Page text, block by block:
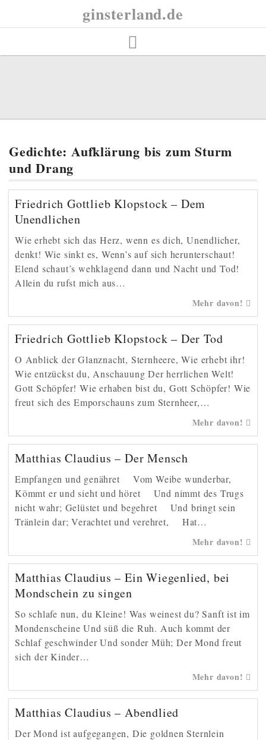
ginsterland.de
Gedichte: Aufklärung bis zum Sturm
und Drang
Friedrich Gottlieb Klopstock – Dem
Unendlichen
Wie erhebt sich das Herz, wenn es dich, Unendlicher,
denkt! Wie sinkt es, Wenn’s auf sich herunterschaut!
Elend schaut’s wehklagend dann und Nacht und Tod!
Allein du rufst mich aus…
Mehr davon!
Friedrich Gottlieb Klopstock – Der Tod
O Anblick der Glanznacht, Sternheere, Wie erhebt ihr!
Wie entzückst du, Anschauung Der herrlichen Welt!
Gott Schöpfer! Wie erhaben bist du, Gott Schöpfer! Wie
freut sich des Emporschauns zum Sternheer,…
Mehr davon!
Matthias Claudius – Der Mensch
Empfangen und genähret Vom Weibe wunderbar,
Kömmt er und sieht und höret Und nimmt des Trugs
nicht wahr; Gelüstet und begehret Und bringt sein
Tränlein dar; Verachtet und verehret, Hat…
Mehr davon!
Matthias Claudius – Ein Wiegenlied, bei
Mondschein zu singen
So schlafe nun, du Kleine! Was weinest du? Sanft ist im
Mondenscheine Und süß die Ruh. Auch kommt der
Schlaf geschwinder Und sonder Müh; Der Mond freut
sich der Kinder…
Mehr davon!
Matthias Claudius – Abendlied
Der Mond ist aufgegangen, Die goldnen Sternlein